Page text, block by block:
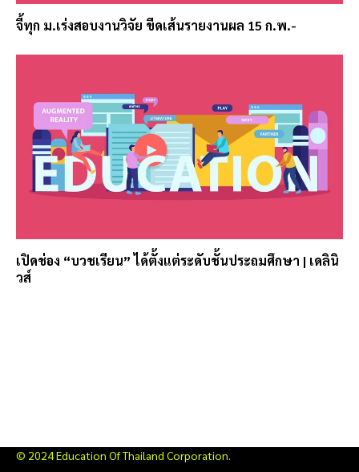
จี้ทุก ม.เร่งสอบงานวิจัย ขีดเส้นรายงานผล 15 ก.พ.-
เปิดช่อง “บวชเรียน” ได้ตั้งแต่ระดับชั้นประถมศึกษา | เดลินิ
วส์
© 2024 Education Of Thailand Corporation.